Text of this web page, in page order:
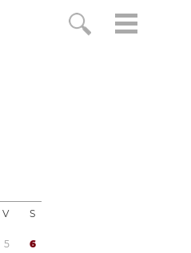
V S
5 6